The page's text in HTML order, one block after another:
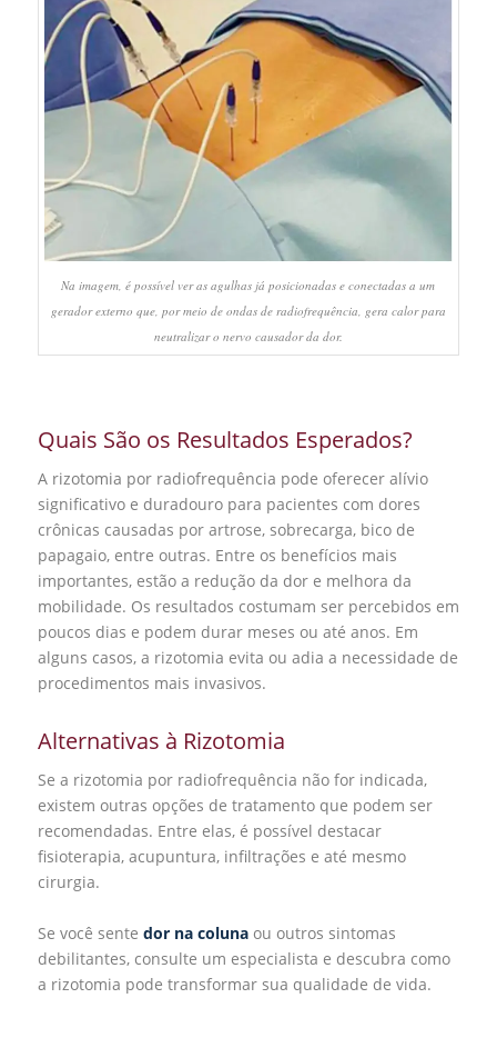
Na imagem, é possível ver as agulhas já posicionadas e conectadas a um
gerador externo que, por meio de ondas de radiofrequência, gera calor para
neutralizar o nervo causador da dor.
Quais São os Resultados Esperados?
A rizotomia por radiofrequência pode oferecer alívio
significativo e duradouro para pacientes com dores
crônicas causadas por artrose, sobrecarga, bico de
papagaio, entre outras. Entre os benefícios mais
importantes, estão a redução da dor e melhora da
mobilidade. Os resultados costumam ser percebidos em
poucos dias e podem durar meses ou até anos. Em
alguns casos, a rizotomia evita ou adia a necessidade de
procedimentos mais invasivos.
Alternativas à Rizotomia
Se a rizotomia por radiofrequência não for indicada,
existem outras opções de tratamento que podem ser
recomendadas. Entre elas, é possível destacar
fisioterapia, acupuntura, infiltrações e até mesmo
cirurgia.
Se você sente dor na colunaou outros sintomas
debilitantes, consulte um especialista e descubra como
a rizotomia pode transformar sua qualidade de vida.